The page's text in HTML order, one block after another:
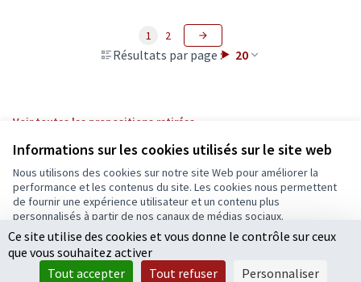
Informations sur les cookies utilisés sur le site web
Nous utilisons des cookies sur notre site Web pour améliorer la
performance et les contenus du site. Les cookies nous permettent
de fournir une expérience utilisateur et un contenu plus
personnalisés à partir de nos canaux de médias sociaux.
Tout accepter
Accepter seulement les cookies essentiels
Résultats par page : 20
1 2
Voir toutes les propositions retirées
Conditions d'utilisation
Paramètres des cookies
Ecrivons Angers sur X
(Lien externe)
Ecrivons Angers sur Facebook
(Lien externe)
Licence
(Lien
Ce site utilise des cookies et vous donne le contrôle sur ceux
que vous souhaitez activer
Tout accepter
Tout refuser Personnaliser